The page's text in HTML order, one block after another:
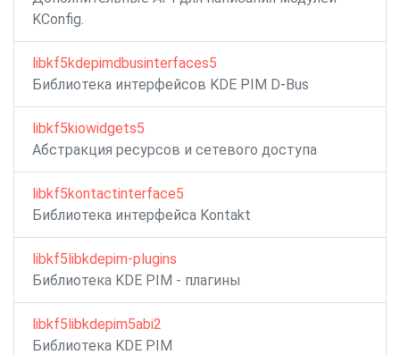
KConfig.
libkf5kdepimdbusinterfaces5
Библиотека интерфейсов KDE PIM D-Bus
libkf5kiowidgets5
Абстракция ресурсов и сетевого доступа
libkf5kontactinterface5
Библиотека интерфейса Kontakt
libkf5libkdepim-plugins
Библиотека KDE PIM - плагины
libkf5libkdepim5abi2
Библиотека KDE PIM